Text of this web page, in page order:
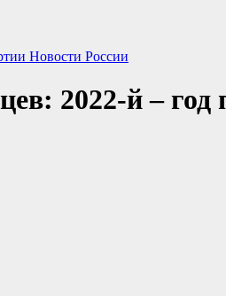
Новости России
2022-й – год